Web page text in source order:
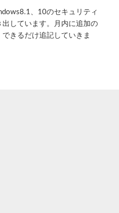
、10のセキュリティ
しています。月内に追加の
きるだけ追記していきま